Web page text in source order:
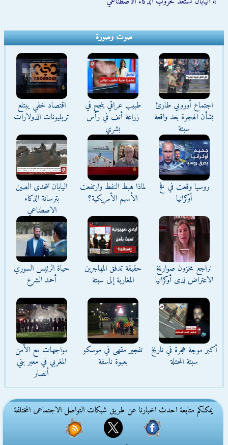
صوت وصورة
اجتماع أوروبي طارئ
بشأن الهجرة بعد واقعة
سبتة
طبيب عراقي ينجح في
زراعة أنف في رأس
بشري
اقتصاد خفي يبتلع
تريليونات الدولارات
روسيا وقعت في فخ
أوكرانيا
لماذا هبط النفط وارتفعت
الأسهم الأمريكية؟
اليابان تتحدى الصين
بترسانة الذكاء
الاصطناعي
تراجع مخزون صواريخ
الاعتراض لدى أوكرانيا
حقيقة تدفق المهاجرين
المغاربة إلى سبتة
حياة الرئيس السوري
أحمد الشرع
أكبر موجة هجرة في تاريخ
سبتة المحتلة
تفجير مقهى في موسكو
بعبوة ناسفة
مواجهات مع الأمن
المغربي في معبر بني
أنصار
يمكنكم متابعة احدث اخبارنا عن طريق شبكات التواصل الاجتماعى المختلفة